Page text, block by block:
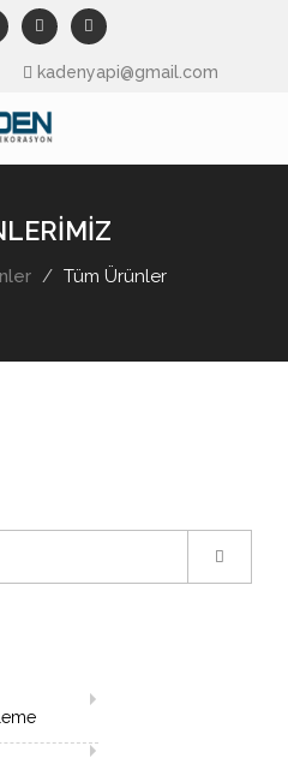
kadenyapi@gmail.com
Tüm Ürünler